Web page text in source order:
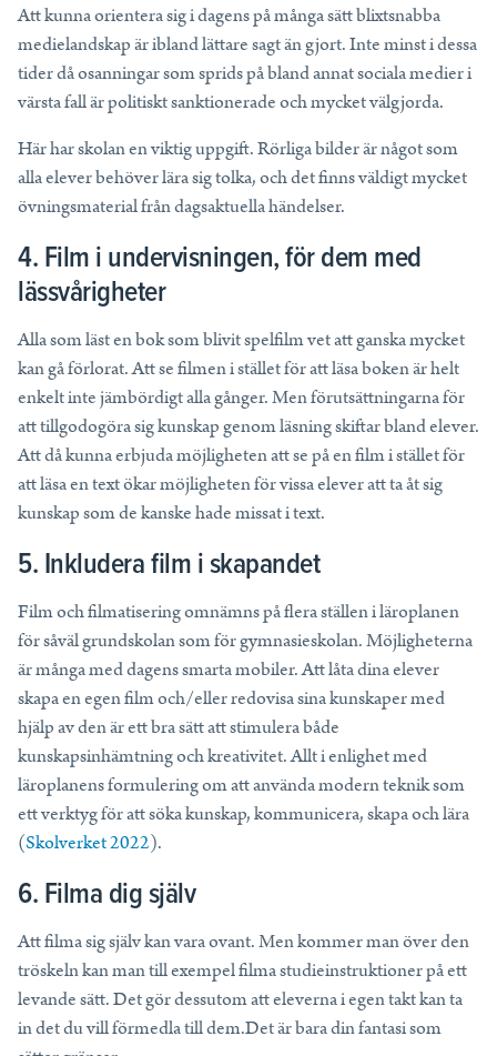
Att kunna orientera sig i dagens på många sätt blixtsnabba
medielandskap är ibland lättare sagt än gjort. Inte minst i dessa
tider då osanningar som sprids på bland annat sociala medier i
värsta fall är politiskt sanktionerade och mycket välgjorda.
Här har skolan en viktig uppgift. Rörliga bilder är något som
alla elever behöver lära sig tolka, och det finns väldigt mycket
övningsmaterial från dagsaktuella händelser.
4. Film i undervisningen, för dem med
lässvårigheter
Alla som läst en bok som blivit spelfilm vet att ganska mycket
kan gå förlorat. Att se filmen i stället för att läsa boken är helt
enkelt inte jämbördigt alla gånger. Men förutsättningarna för
att tillgodogöra sig kunskap genom läsning skiftar bland elever.
Att då kunna erbjuda möjligheten att se på en film i stället för
att läsa en text ökar möjligheten för vissa elever att ta åt sig
kunskap som de kanske hade missat i text.
5. Inkludera film i skapandet
Film och filmatisering omnämns på flera ställen i läroplanen
för såväl grundskolan som för gymnasieskolan. Möjligheterna
är många med dagens smarta mobiler. Att låta dina elever
skapa en egen film och/eller redovisa sina kunskaper med
hjälp av den är ett bra sätt att stimulera både
kunskapsinhämtning och kreativitet. Allt i enlighet med
läroplanens formulering om att använda modern teknik som
ett verktyg för att söka kunskap, kommunicera, skapa och lära
(Skolverket 2022).
6. Filma dig själv
Att filma sig själv kan vara ovant. Men kommer man över den
tröskeln kan man till exempel filma studieinstruktioner på ett
levande sätt. Det gör dessutom att eleverna i egen takt kan ta
in det du vill förmedla till dem.Det är bara din fantasi som